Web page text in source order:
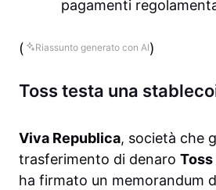
pagamenti
( Riassunto generato con AI)
Toss testa una
Viva Republica, società che
trasferimento di denaro Toss
ha firmato un memorandum